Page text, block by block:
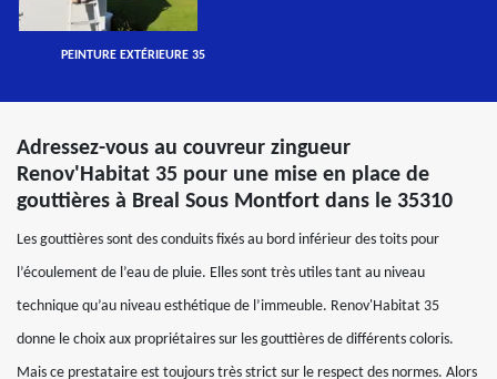
PEINTURE EXTÉRIEURE 35
Adressez-vous au couvreur zingueur
Renov'Habitat 35 pour une mise en place de
gouttières à Breal Sous Montfort dans le 35310
Les gouttières sont des conduits fixés au bord inférieur des toits pour
l’écoulement de l’eau de pluie. Elles sont très utiles tant au niveau
technique qu’au niveau esthétique de l’immeuble. Renov'Habitat 35
donne le choix aux propriétaires sur les gouttières de différents coloris.
Mais ce prestataire est toujours très strict sur le respect des normes. Alors